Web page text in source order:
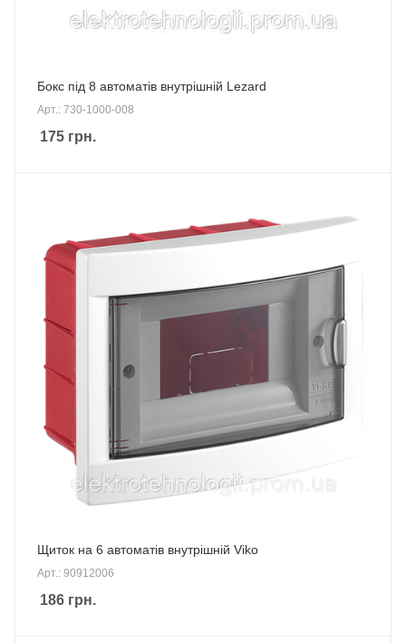
Бокс під 8 автоматів внутрішній Lezard
Арт.: 730-1000-008
175 грн.
Щиток на 6 автоматів внутрішній Viko
Арт.: 90912006
186 грн.